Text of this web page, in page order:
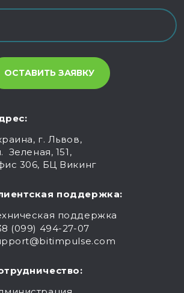
г. Львов,
Зеленая, 151,
306, БЦ Викинг
поддержка:
поддержка
(099) 494-27-07